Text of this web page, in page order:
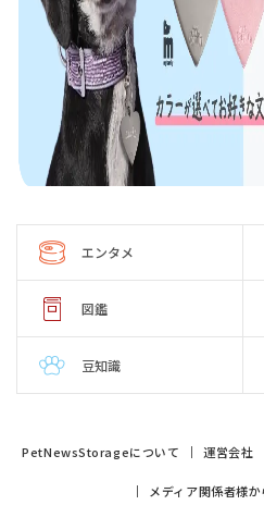
エンタメ
図鑑
豆知識
PetNewsStorageについて 運営会社
メディア関係者様